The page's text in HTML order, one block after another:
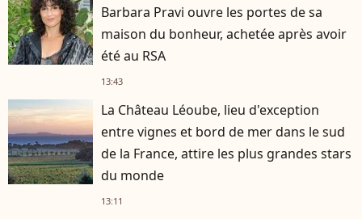
Barbara Pravi ouvre les portes de sa
maison du bonheur, achetée après avoir
été au RSA
13:43
La Château Léoube, lieu d'exception
entre vignes et bord de mer dans le sud
de la France, attire les plus grandes stars
du monde
13:11